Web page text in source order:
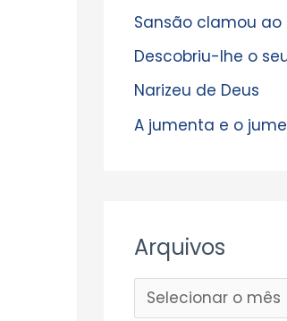
Sansão clamou ao
Descobriu-lhe o
Narizeu de Deus
A jumenta e o
Arquivos